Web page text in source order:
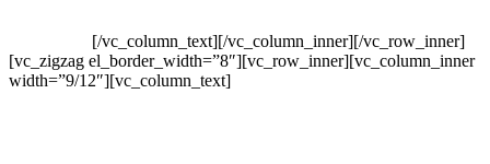
[/vc_column_text][/vc_column_inner][/vc_row_inner]
[vc_zigzag el_border_width=”8″][vc_row_inner][vc_column_inner
width=”9/12″][vc_column_text]